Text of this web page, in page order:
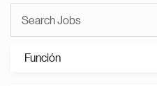
Función